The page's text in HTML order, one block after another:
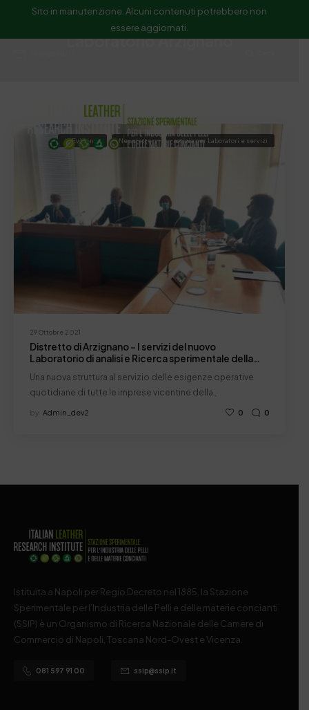
Sito in manutenzione. Alcuni contenuti potrebbero non
essere aggiornati.
Laboratorio Arzignano
29 Ottobre 2021
In Evidenza Newsletter notizia per Laboratori e servizi
Distretto di Arzignano – I servizi del nuovo
Laboratorio di analisi e Ricerca sperimentale della
Una nuova struttura al servizio delle esigenze operative
quotidiane di tutte le imprese vicentine della…
by Admin_dev2 0 0
Istituita a Napoli per Regio Decreto nel 1885, la Stazione
Sperimentale per l’Industria delle Pelli e delle materie concianti
(SSIP) è un Organismo di Ricerca Nazionale delle Camere di
Commercio di Napoli, Toscana Nord-Ovest e Vicenza.
081 597 91 00 ssip@ssip.it